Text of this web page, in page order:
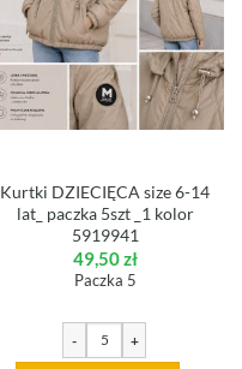
Kurtki DZIECIĘCA size 6-14
lat_ paczka 5szt _1 kolor
5919941
49,50zł
Paczka 5
- +